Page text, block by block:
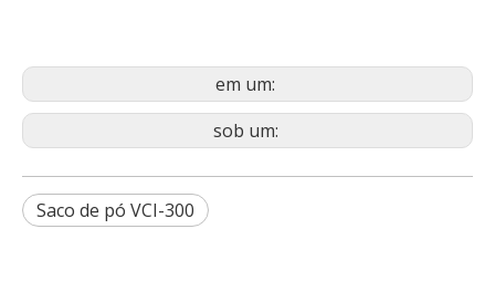
em um:
sob um:
Saco de pó VCI-300